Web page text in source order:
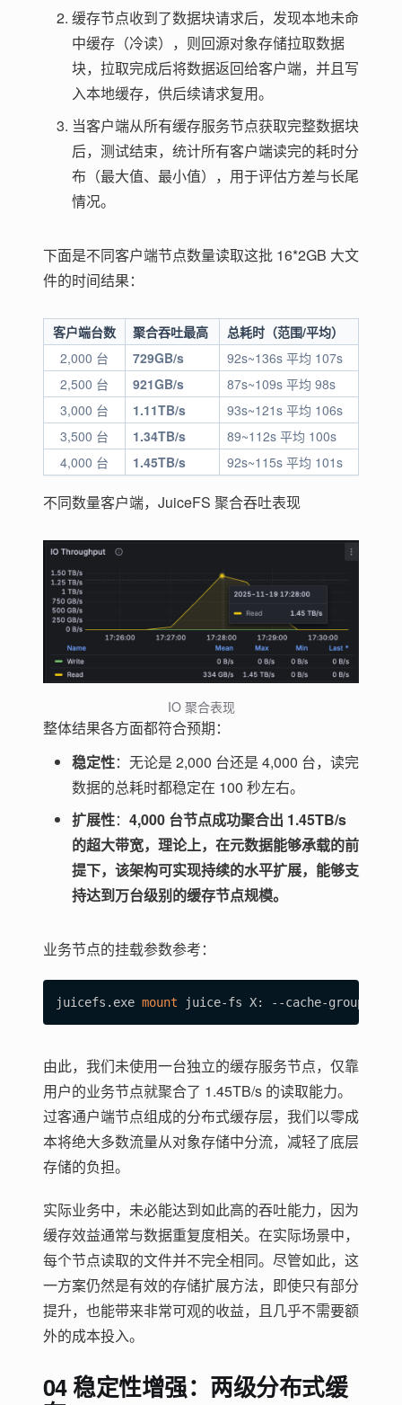
缓存节点收到了数据块请求后，发现本地未命
中缓存（冷读），则回源对象存储拉取数据
块，拉取完成后将数据返回给客户端，并且写
入本地缓存，供后续请求复用。
当客户端从所有缓存服务节点获取完整数据块
后，测试结束，统计所有客户端读完的耗时分
布（最大值、最小值），用于评估方差与长尾
情况。
下面是不同客户端节点数量读取这批 16*2GB 大文
件的时间结果：
客户端台数 聚合吞吐最高
总耗时（范围/平均）
2,000 台
729GB/s
92s~136s 平均 107s
2,500 台
921GB/s
87s~109s 平均 98s
3,000 台
1.11TB/s
93s~121s 平均 106s
3,500 台
1.34TB/s
89~112s 平均 100s
4,000 台
1.45TB/s 92s~115s 平均 101s
不同数量客户端，JuiceFS 聚合吞吐表现
IO 聚合表现
整体结果各方面都符合预期：
稳定性：无论是 2,000 台还是 4,000 台，读完
数据的总耗时都稳定在 100 秒左右。
扩展性： 4,000 台节点成功聚合出 1.45TB/s
的超大带宽，理论上，在元数据能够承载的前
提下，该架构可实现持续的水平扩展，能够支
持达到万台级别的缓存节点规模。
业务节点的挂载参数参考：
juicefs.exe mount juice-fs X: --cache-group
由此，我们未使用一台独立的缓存服务节点，仅靠
用户的业务节点就聚合了 1.45TB/s 的读取能力。
过客通户端节点组成的分布式缓存层，我们以零成
本将绝大多数流量从对象存储中分流，减轻了底层
存储的负担。
实际业务中，未必能达到如此高的吞吐能力，因为
缓存效益通常与数据重复度相关。在实际场景中，
每个节点读取的文件并不完全相同。尽管如此，这
一方案仍然是有效的存储扩展方法，即使只有部分
提升，也能带来非常可观的收益，且几乎不需要额
外的成本投入。
04 稳定性增强：两级分布式缓